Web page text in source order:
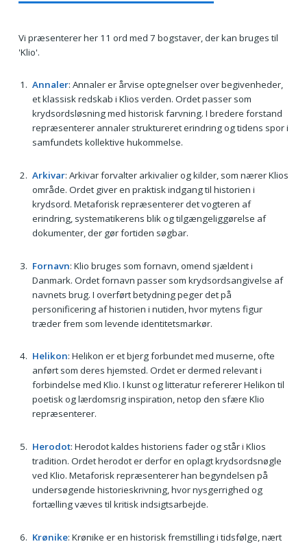
Vi præsenterer her 11 ord med 7 bogstaver, der kan bruges til
'Klio'.
Annaler: Annaler er årvise optegnelser over begivenheder,
et klassisk redskab i Klios verden. Ordet passer som
krydsordsløsning med historisk farvning. I bredere forstand
repræsenterer annaler struktureret erindring og tidens spor i
samfundets kollektive hukommelse.
Arkivar: Arkivar forvalter arkivalier og kilder, som nærer Klios
område. Ordet giver en praktisk indgang til historien i
krydsord. Metaforisk repræsenterer det vogteren af
erindring, systematikerens blik og tilgængeliggørelse af
dokumenter, der gør fortiden søgbar.
Fornavn: Klio bruges som fornavn, omend sjældent i
Danmark. Ordet fornavn passer som krydsordsangivelse af
navnets brug. I overført betydning peger det på
personificering af historien i nutiden, hvor mytens figur
træder frem som levende identitetsmarkør.
Helikon: Helikon er et bjerg forbundet med muserne, ofte
anført som deres hjemsted. Ordet er dermed relevant i
forbindelse med Klio. I kunst og litteratur refererer Helikon til
poetisk og lærdomsrig inspiration, netop den sfære Klio
repræsenterer.
Herodot: Herodot kaldes historiens fader og står i Klios
tradition. Ordet herodot er derfor en oplagt krydsordsnøgle
ved Klio. Metaforisk repræsenterer han begyndelsen på
undersøgende historieskrivning, hvor nysgerrighed og
fortælling væves til kritisk indsigtsarbejde.
Krønike: Krønike er en historisk fremstilling i tidsfølge, nært